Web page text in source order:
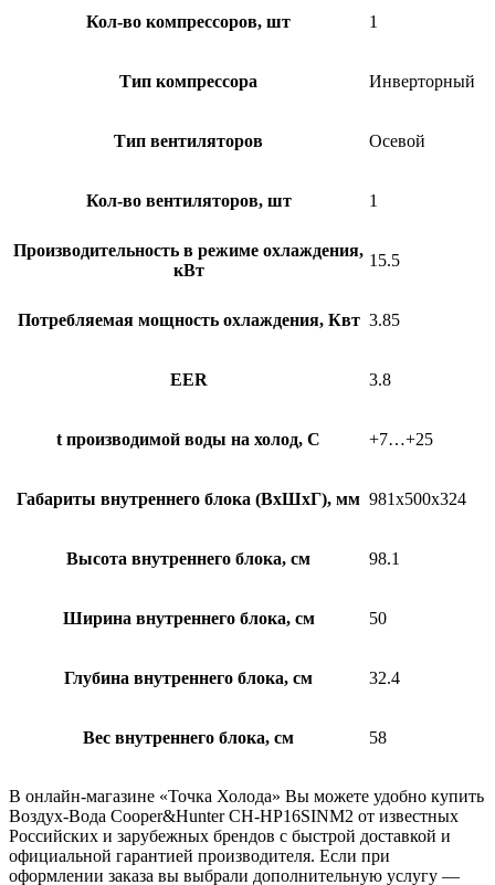
Кол-во компрессоров, шт 1
Тип компрессора Инверторный
Тип вентиляторов Осевой
Кол-во вентиляторов, шт 1
Производительность в режиме охлаждения,
кВт
15.5
Потребляемая мощность охлаждения, Квт 3.85
EER 3.8
t производимой воды на холод, С +7…+25
Габариты внутреннего блока (ВхШхГ), мм 981х500х324
Высота внутреннего блока, см 98.1
Ширина внутреннего блока, см 50
Глубина внутреннего блока, см 32.4
Вес внутреннего блока, см 58
В онлайн-магазине «Точка Холода» Вы можете удобно купить
Воздух-Вода Cooper&Hunter CH-HP16SINM2 от известных
Российских и зарубежных брендов с быстрой доставкой и
официальной гарантией производителя. Если при
оформлении заказа вы выбрали дополнительную услугу —